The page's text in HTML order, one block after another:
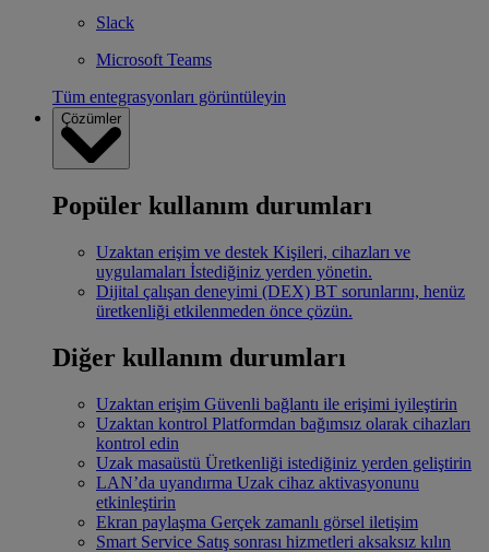
Slack
Microsoft Teams
Tüm entegrasyonları görüntüleyin
Çözümler
Popüler kullanım durumları
Uzaktan erişim ve destek Kişileri, cihazları ve
uygulamaları İstediğiniz yerden yönetin.
Dijital çalışan deneyimi (DEX) BT sorunlarını, henüz
üretkenliği etkilenmeden önce çözün.
Diğer kullanım durumları
Uzaktan erişim Güvenli bağlantı ile erişimi iyileştirin
Uzaktan kontrol Platformdan bağımsız olarak cihazları
kontrol edin
Uzak masaüstü Üretkenliği istediğiniz yerden geliştirin
LAN’da uyandırma Uzak cihaz aktivasyonunu
etkinleştirin
Ekran paylaşma Gerçek zamanlı görsel iletişim
Smart Service Satış sonrası hizmetleri aksaksız kılın